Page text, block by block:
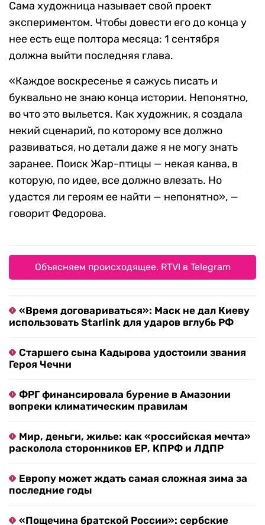
Сама художница называет свой проект
экспериментом. Чтобы довести его до конца у
нее есть еще полтора месяца: 1 сентября
должна выйти последняя глава.
«Каждое воскресенье я сажусь писать и
буквально не знаю конца истории. Непонятно,
во что это выльется. Как художник, я создала
некий сценарий, по которому все должно
развиваться, но детали даже я не могу знать
заранее. Поиск Жар-птицы — некая канва, в
которую, по идее, все должно влезать. Но
удастся ли героям ее найти — непонятно», —
говорит Федорова.
Объясняем происходящее. RTVI в Telegram
«Время договариваться»: Маск не дал Киеву
использовать Starlink для ударов вглубь РФ
Старшего сына Кадырова удостоили звания
Героя Чечни
ФРГ финансировала бурение в Амазонии
вопреки климатическим правилам
Мир, деньги, жилье: как «российская мечта»
расколола сторонников ЕР, КПРФ и ЛДПР
Европу может ждать самая сложная зима за
последние годы
«Пощечина братской России»: сербские